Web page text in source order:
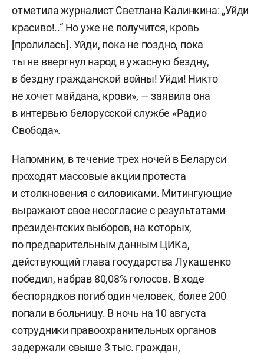
отметила журналист Светлана Калинкина: „Уйди
красиво!..“ Но уже не получится, кровь
[пролилась]. Уйди, пока не поздно, пока
ты не ввергнул народ в ужасную бездну,
в бездну гражданской войны! Уйди! Никто
не хочет майдана, крови», —заявила она
в интервью белорусской службе «Радио
Свобода».
Напомним, в течение трех ночей в Беларуси
проходят массовые акции протеста
и столкновения с силовиками. Митингующие
выражают свое несогласие с результатами
президентских выборов, на которых,
по предварительным данным ЦИКа,
действующий глава государства Лукашенко
победил, набрав 80,08% голосов. В ходе
беспорядков погиб один человек, более 200
попали в больницу. В ночь на 10 августа
сотрудники правоохранительных органов
задержали свыше 3 тыс. граждан,